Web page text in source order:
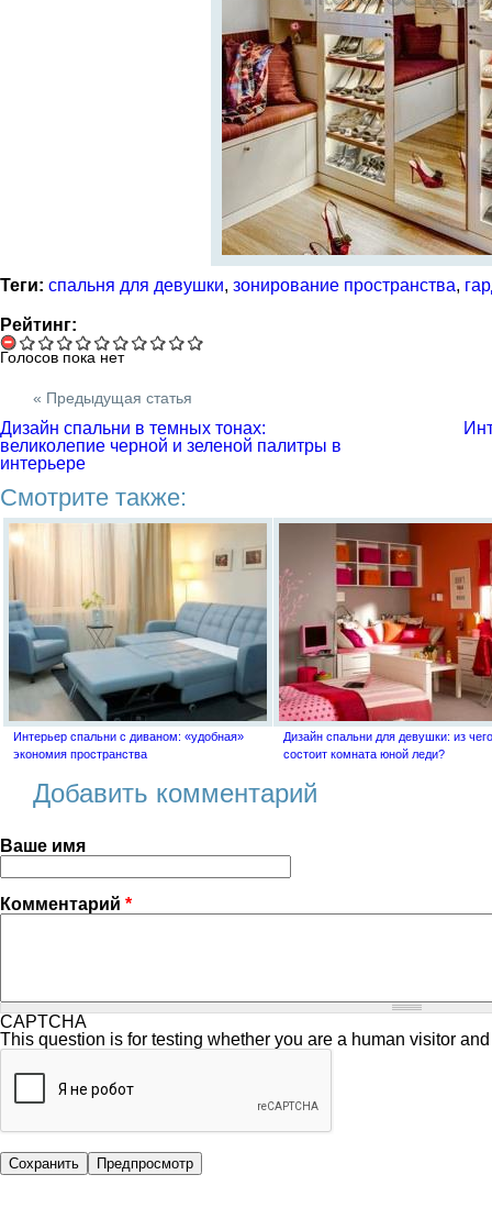
Теги: спальня для девушки, зонирование пространства,
Рейтинг:
Голосов пока нет
« Предыдущая статья
Дизайн спальни в темных тонах:
великолепие черной и зеленой палитры в
интерьере
Смотрите также:
Дизайн спальни для девушки: из чего
состоит комната юной леди?
Интерьер спальни с диваном: «удобная»
экономия пространства
Добавить комментарий
Ваше имя
Комментарий *
CAPTCHA
This question is for testing whether you are a human visitor